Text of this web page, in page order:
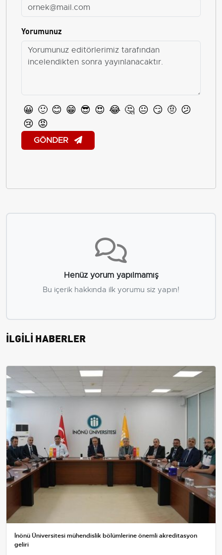
Yorumunuz
😀 🙂 😊 😁 😎 😍 😂 🤔 😐 😏 🤨 😕
😢 😡
GÖNDER
Henüz yorum yapılmamış
Bu içerik hakkında ilk yorumu siz yapın!
İLGİLİ HABERLER
İnönü Üniversitesi mühendislik bölümlerine önemli akreditasyon
geliri